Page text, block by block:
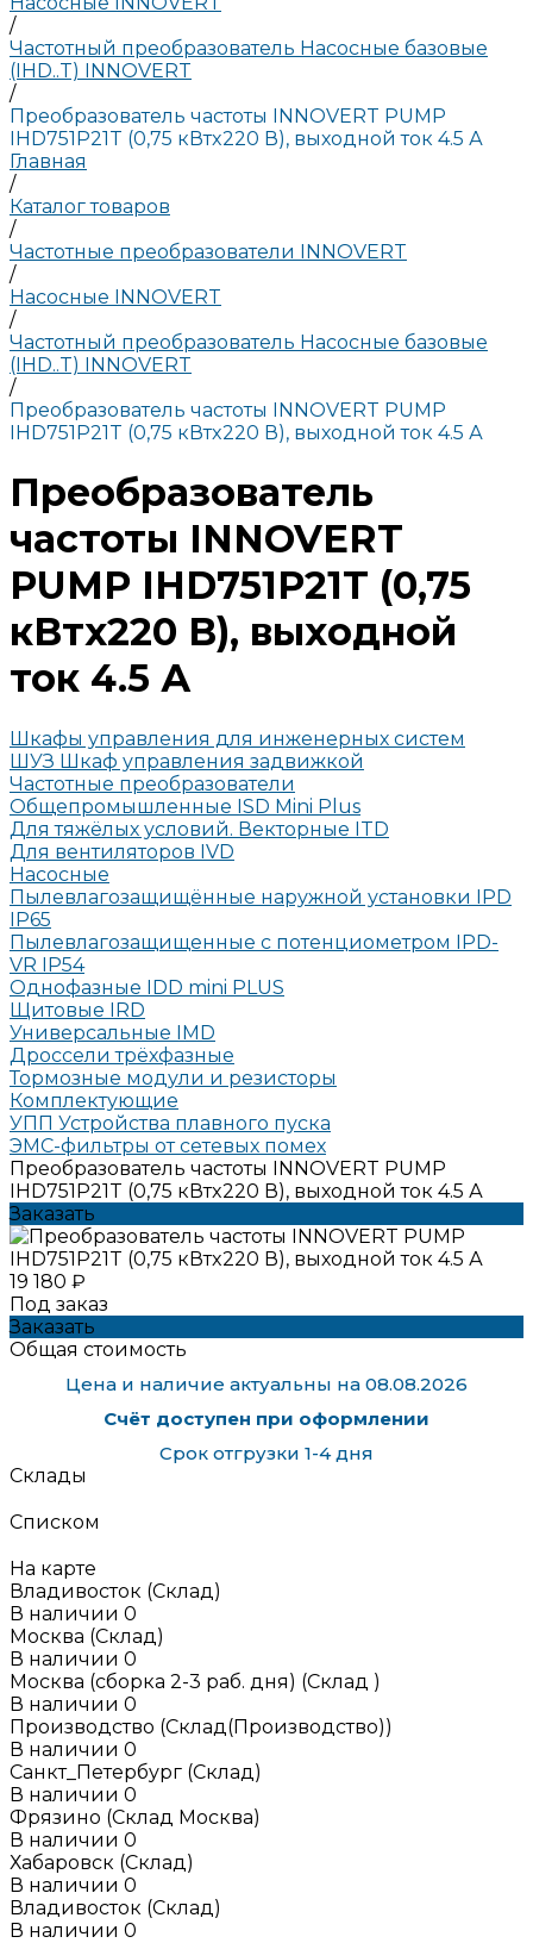
/
Частотный преобразователь Насосные базовые
(IHD..T) INNOVERT
/
Преобразователь частоты INNOVERT PUMP
IHD751P21T (0,75 кВтx220 В), выходной ток 4.5 А
Главная
/
Каталог товаров
/
Частотные преобразователи INNOVERT
/
Насосные INNOVERT
/
Частотный преобразователь Насосные базовые
(IHD..T) INNOVERT
/
Преобразователь частоты INNOVERT PUMP
IHD751P21T (0,75 кВтx220 В), выходной ток 4.5 А
Преобразователь
частоты INNOVERT
PUMP IHD751P21T (0,75
кВтx220 В), выходной
ток 4.5 А
Шкафы управления для инженерных систем
ШУЗ Шкаф управления задвижкой
Частотные преобразователи
Общепромышленные ISD Mini Plus
Для тяжёлых условий. Векторные ITD
Для вентиляторов IVD
Насосные
Пылевлагозащищённые наружной установки IPD
IP65
Пылевлагозащищенные с потенциометром IPD-
VR IP54
Однофазные IDD mini PLUS
Щитовые IRD
Универсальные IMD
Дроссели трёхфазные
Тормозные модули и резисторы
Комплектующие
УПП Устройства плавного пуска
ЭМС-фильтры от сетевых помех
Преобразователь частоты INNOVERT PUMP
IHD751P21T (0,75 кВтx220 В), выходной ток 4.5 А
Заказать
19 180 ₽
Под заказ
Заказать
Общая стоимость
Цена и наличие актуальны на 08.08.2026
Счёт доступен при оформлении
Срок отгрузки 1-4 дня
Склады
Списком
На карте
Владивосток (Склад)
В наличии 0
Москва (Склад)
В наличии 0
Москва (сборка 2-3 раб. дня) (Склад )
В наличии 0
Производство (Склад(Производство))
В наличии 0
Санкт_Петербург (Склад)
В наличии 0
Фрязино (Склад Москва)
В наличии 0
Хабаровск (Склад)
В наличии 0
Владивосток (Склад)
В наличии 0